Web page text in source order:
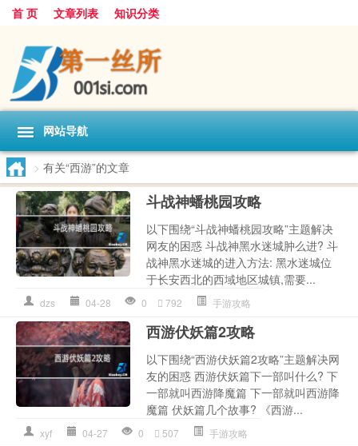
首 页 文章列表 知识分类
网站导航
> 有关“西游”的文章
斗战神蟠桃园攻略
以下围绕“斗战神蟠桃园攻略”主题解决
网友的困惑 斗战神黑水迷城肿么进? 斗
战神黑水迷城的进入方法: 黑水迷城位
于长安西北的西域地区城镇,需要...
dzs 04-28 0 792 手游攻略
西游伏妖篇2攻略
以下围绕“西游伏妖篇2攻略”主题解决网
友的困惑 西游伏妖篇下一部叫什么? 下
一部就叫西游降魔篇 下一部就叫西游降
魔篇 伏妖篇几个故事? 《西游...
xyf 04-27 0 507 手游攻略